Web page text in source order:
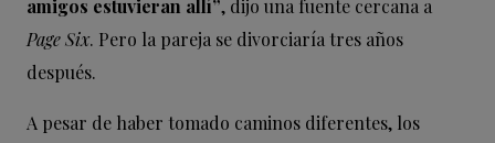
amigos estuvieran allí”, dijo una fuente cercana a
Page Six. Pero la pareja se divorciaría tres años
después.
A pesar de haber tomado caminos diferentes, los